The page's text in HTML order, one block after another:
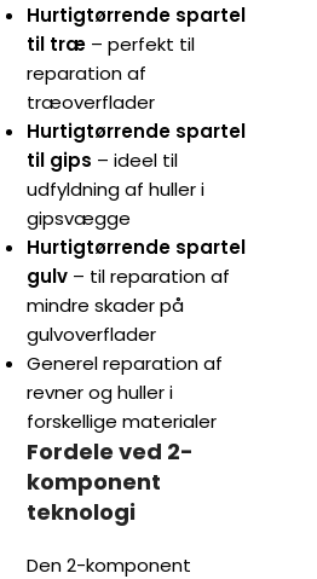
Hurtigtørrende spartel
til træ – perfekt til
reparation af
træoverflader
Hurtigtørrende spartel
til gips – ideel til
udfyldning af huller i
gipsvægge
Hurtigtørrende spartel
gulv – til reparation af
mindre skader på
gulvoverflader
Generel reparation af
revner og huller i
forskellige materialer
Fordele ved 2-
komponent
teknologi
Den 2-komponent